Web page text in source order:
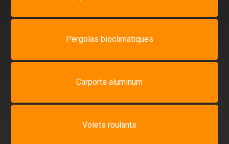
Pergolas bioclimatiques
Carports aluminum
Volets roulants